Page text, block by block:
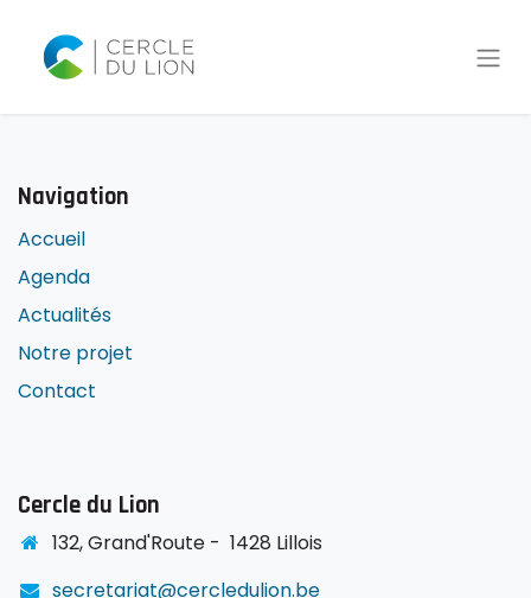
Navigation
Accueil
Agenda
Actualités
Notre projet
Contact
Cercle du Lion
132, Grand'Route - 1428 Lillois
secretariat@cercledulion.be